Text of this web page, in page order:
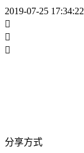
2019-07-25 17:34:22



分享方式